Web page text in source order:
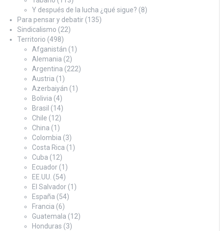
Y después de la lucha ¿qué sigue? (8)
Para pensar y debatir (135)
Sindicalismo (22)
Territorio (498)
Afganistán (1)
Alemania (2)
Argentina (222)
Austria (1)
Azerbaiyán (1)
Bolivia (4)
Brasil (14)
Chile (12)
China (1)
Colombia (3)
Costa Rica (1)
Cuba (12)
Ecuador (1)
EE.UU. (54)
El Salvador (1)
España (54)
Francia (6)
Guatemala (12)
Honduras (3)